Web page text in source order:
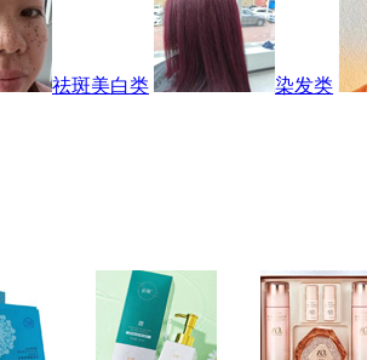
祛斑美白类
染发类